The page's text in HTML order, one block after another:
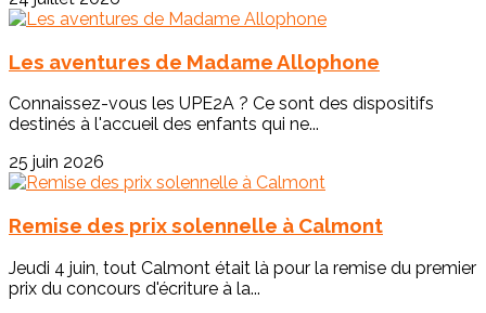
Les aventures de Madame Allophone
Connaissez-vous les UPE2A ? Ce sont des dispositifs
destinés à l'accueil des enfants qui ne...
25 juin 2026
Remise des prix solennelle à Calmont
Jeudi 4 juin, tout Calmont était là pour la remise du premier
prix du concours d'écriture à la...